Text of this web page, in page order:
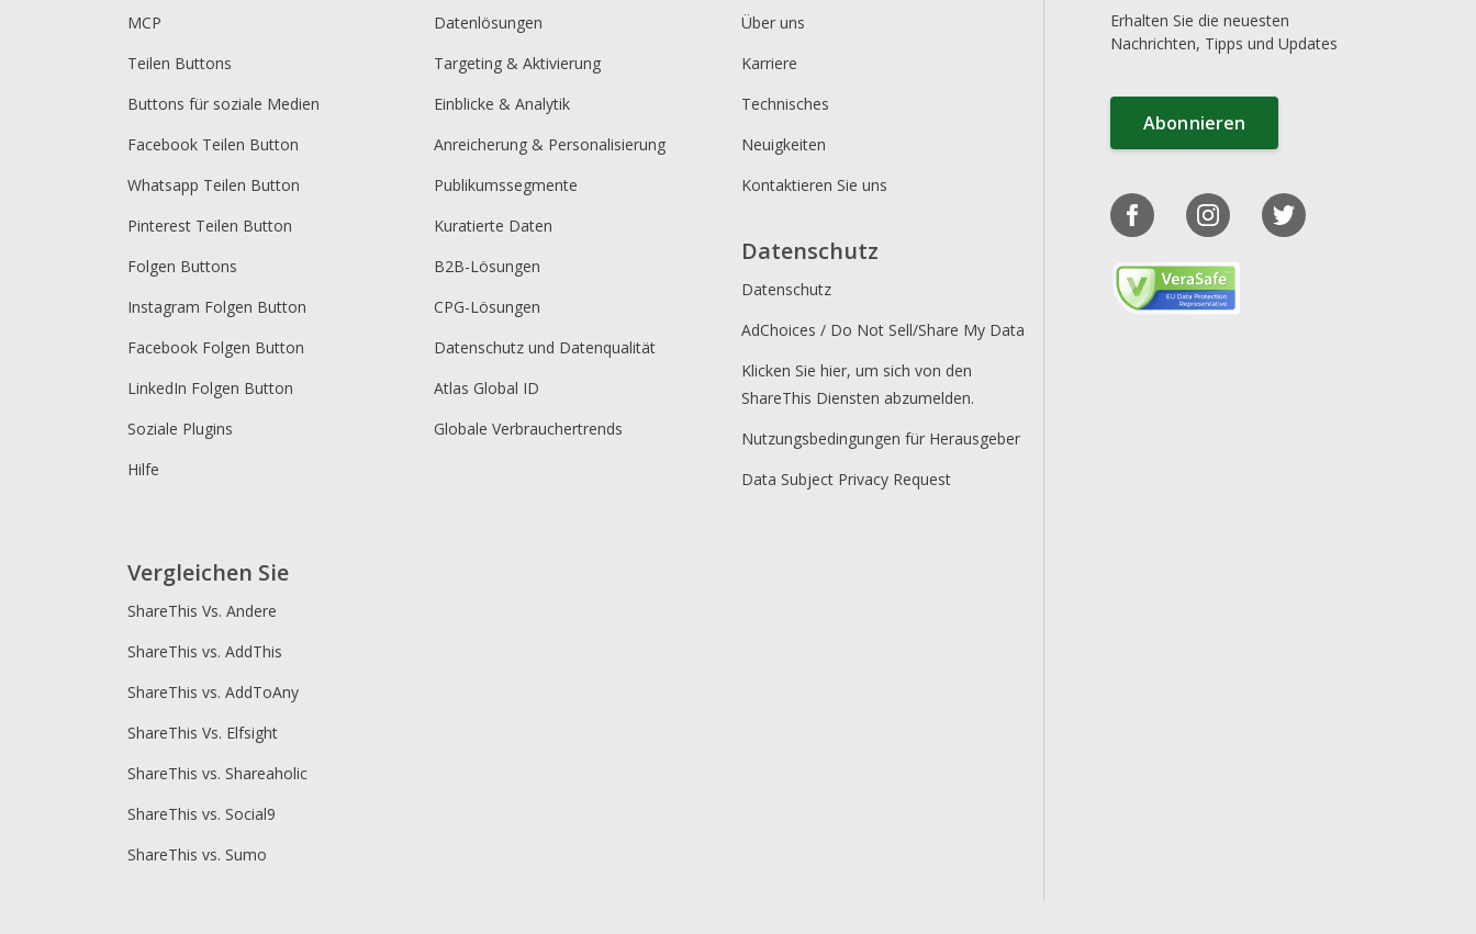
MCP
Teilen Buttons
Buttons für soziale Medien
Facebook Teilen Button
Whatsapp Teilen Button
Pinterest Teilen Button
Folgen Buttons
Instagram Folgen Button
Facebook Folgen Button
LinkedIn Folgen Button
Soziale Plugins
Hilfe
Datenlösungen
Targeting & Aktivierung
Einblicke & Analytik
Anreicherung & Personalisierung
Publikumssegmente
Kuratierte Daten
B2B-Lösungen
CPG-Lösungen
Datenschutz und Datenqualität
Atlas Global ID
Globale Verbrauchertrends
Über uns
Karriere
Technisches
Neuigkeiten
Kontaktieren Sie uns
Datenschutz
Datenschutz
AdChoices / Do Not Sell/Share My Data
Klicken Sie hier, um sich von den
ShareThis Diensten abzumelden.
Nutzungsbedingungen für Herausgeber
Data Subject Privacy Request
Vergleichen Sie
ShareThis Vs. Andere
ShareThis vs. AddThis
ShareThis vs. AddToAny
ShareThis Vs. Elfsight
ShareThis vs. Shareaholic
ShareThis vs. Social9
ShareThis vs. Sumo
Erhalten Sie die neuesten
Nachrichten, Tipps und Updates
Abonnieren